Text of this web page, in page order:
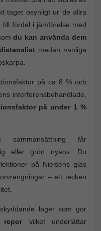
taget osynligt ur de allra
till fördel i jämförelse med
du kan använda dem
medan vanliga
på ca 8 % och
interferensbehandlade,
på under 1 %
.
sammansättning får
eller grön nyans. Du
på Nielsens glas
– ett tecken
lager som gör
repor vilket underlättar